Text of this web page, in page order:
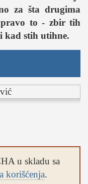
za šta drugima
to - zbir tih
kad stih utihne.
u skladu sa
korišćenja.